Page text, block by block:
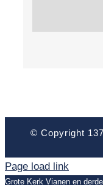
© Copyright
Page load link
Grote Kerk Vianen en